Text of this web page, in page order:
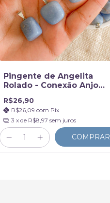
Pingente de Angelita
Rolado - Conexão Anjo
R$26,90
R$26,09 com Pix
3 x de R$8,97 sem juros
COMPRAR